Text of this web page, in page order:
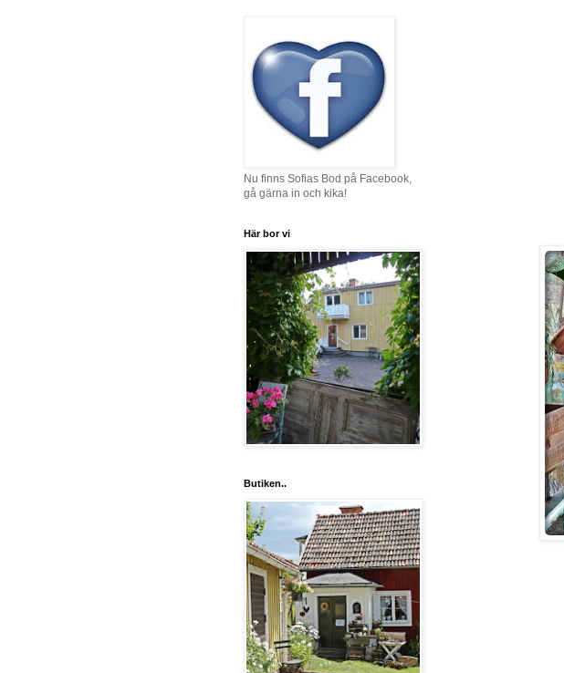
Nu finns Sofias Bod på Facebook,
gå gärna in och kika!
Här bor vi
Butiken..